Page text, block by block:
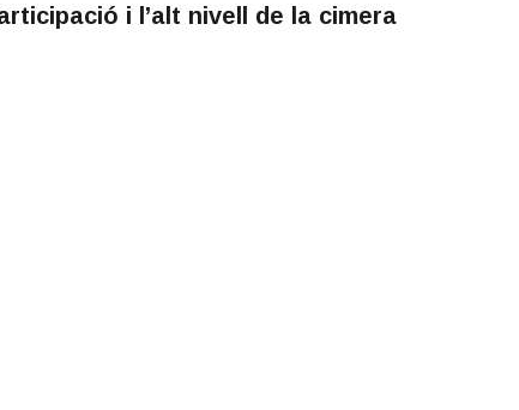
i l’alt nivell de la cimera